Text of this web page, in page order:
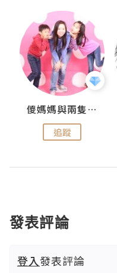
儍媽媽與兩隻小魔怪之家
追蹤
發表評論
登入發表評論